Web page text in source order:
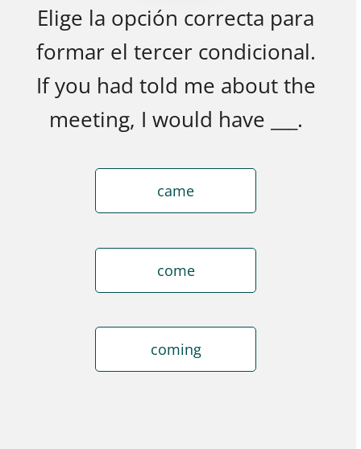
Elige la opción correcta para
formar el tercer condicional.
If you had told me about the
meeting, I would have ___.
came
come
coming